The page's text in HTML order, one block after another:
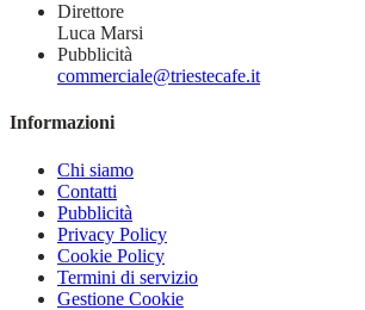
Direttore
Luca Marsi
Pubblicità
commerciale@triestecafe.it
Informazioni
Chi siamo
Contatti
Pubblicità
Privacy Policy
Cookie Policy
Termini di servizio
Gestione Cookie